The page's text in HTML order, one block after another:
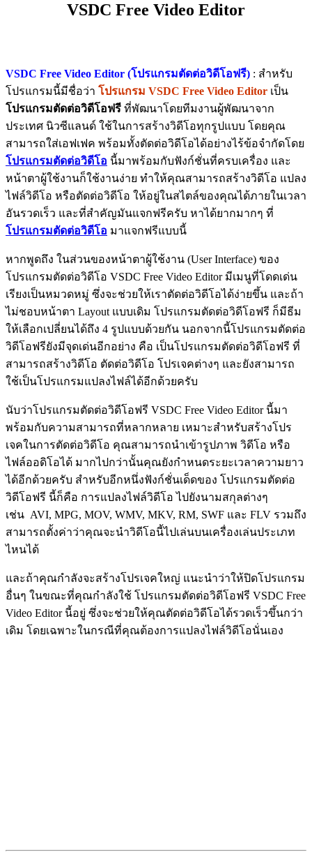
VSDC Free Video Editor
VSDC Free Video Editor (โปรแกรมตัดต่อวิดีโอฟรี) : สำหรับ
โปรแกรมนี้มีชื่อว่า โปรแกรม VSDC Free Video Editor เป็น
โปรแกรมตัดต่อวิดีโอฟรี ที่พัฒนาโดยทีมงานผู้พัฒนาจาก
ประเทศ นิวซีแลนด์ ใช้ในการสร้างวิดีโอทุกรูปแบบ โดยคุณ
สามารถใส่เอฟเฟค พร้อมทั้งตัดต่อวิดีโอได้อย่างไร้ข้อจำกัดโดย
โปรแกรมตัดต่อวิดีโอ นี้มาพร้อมกับฟังก์ชั่นที่ครบเครื่อง และ
หน้าตาผู้ใช้งานก็ใช้งานง่าย ทำให้คุณสามารถสร้างวิดีโอ แปลง
ไฟล์วิดีโอ หรือตัดต่อวิดีโอ ให้อยู่ในสไตล์ของคุณได้ภายในเวลา
อันรวดเร็ว และที่สำคัญมันแจกฟรีครับ หาได้ยากมากๆ ที่
โปรแกรมตัดต่อวิดีโอ มาแจกฟรีแบบนี้
หากพูดถึง ในส่วนของหน้าตาผู้ใช้งาน (User Interface) ของ
โปรแกรมตัดต่อวิดีโอ VSDC Free Video Editor มีเมนูที่โดดเด่น
เรียงเป็นหมวดหมู่ ซึ่งจะช่วยให้เราตัดต่อวิดีโอได้ง่ายขึ้น และถ้า
ไม่ชอบหน้าตา Layout แบบเดิม โปรแกรมตัดต่อวิดีโอฟรี ก็มีธีม
ให้เลือกเปลี่ยนได้ถึง 4 รูปแบบด้วยกัน นอกจากนี้โปรแกรมตัดต่อ
วิดีโอฟรียังมีจุดเด่นอีกอย่าง คือ เป็นโปรแกรมตัดต่อวิดีโอฟรี ที่
สามารถสร้างวิดีโอ ตัดต่อวิดีโอ โปรเจคต่างๆ และยังสามารถ
ใช้เป็นโปรแกรมแปลงไฟล์ได้อีกด้วยครับ
นับว่าโปรแกรมตัดต่อวิดีโอฟรี VSDC Free Video Editor นี้มา
พร้อมกับความสามารถที่หลากหลาย เหมาะสำหรับสร้างโปร
เจคในการตัดต่อวิดีโอ คุณสามารถนำเข้ารูปภาพ วิดีโอ หรือ
ไฟล์ออดิโอได้ มากไปกว่านั้นคุณยังกำหนดระยะเวลาความยาว
ได้อีกด้วยครับ สำหรับอีกหนึ่งฟังก์ชั่นเด็ดของ โปรแกรมตัดต่อ
วิดีโอฟรี นี้ก็คือ การแปลงไฟล์วิดีโอ ไปยังนามสกุลต่างๆ
เช่น AVI, MPG, MOV, WMV, MKV, RM, SWF และ FLV รวมถึง
สามารถตั้งค่าว่าคุณจะนำวิดีโอนี้ไปเล่นบนเครื่องเล่นประเภท
ไหนได้
และถ้าคุณกำลังจะสร้างโปรเจคใหญ่ แนะนำว่าให้ปิดโปรแกรม
อื่นๆ ในขณะที่คุณกำลังใช้ โปรแกรมตัดต่อวิดีโอฟรี VSDC Free
Video Editor นี้อยู่ ซึ่งจะช่วยให้คุณตัดต่อวิดีโอได้รวดเร็วขึ้นกว่า
เดิม โดยเฉพาะในกรณีที่คุณต้องการแปลงไฟล์วิดีโอนั่นเอง